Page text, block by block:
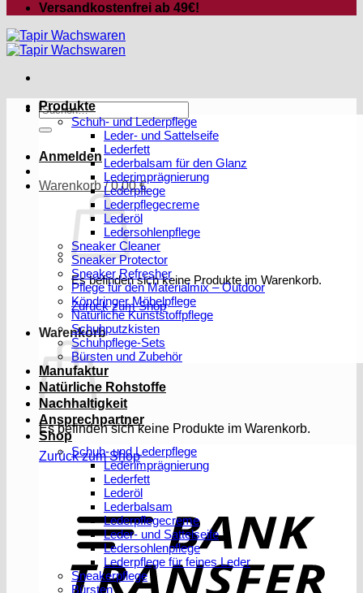
Versandkostenfrei ab 49€!
Suchen
nach:
Anmelden
Warenkorb /0,00€
Es befinden sich keine Produkte im Warenkorb.
Zurück zum Shop
Warenkorb
Es befinden sich keine Produkte im Warenkorb.
Zurück zum Shop
Produkte
Schuh- und Lederpflege
Leder- und Sattelseife
Lederfett
Lederbalsam für den Glanz
Lederimprägnierung
Lederpflege
Lederpflegecreme
Lederöl
Ledersohlenpflege
Sneaker Cleaner
Sneaker Protector
Sneaker Refresher
Pflege für den Materialmix – Outdoor
Köndringer Möbelpflege
Natürliche Kunststoffpflege
Schuhputzkisten
Schuhpflege-Sets
Bürsten und Zubehör
Manufaktur
Natürliche Rohstoffe
Nachhaltigkeit
Ansprechpartner
Shop
Schuh- und Lederpflege
Lederimprägnierung
Lederfett
Lederöl
Lederbalsam
Lederpflegecreme
Leder- und Sattelseife
Ledersohlenpflege
Lederpflege für feines Leder
Sneakerpflege
Bürsten